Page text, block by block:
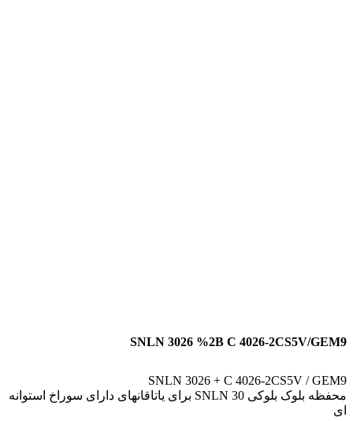
SNLN 3026 %2B C 4026-2CS5V/GEM9
SNLN 3026 + C 4026-2CS5V / GEM9
محفظه بلوک بلوکی SNLN 30 برای یاتاقانهای دارای سوراخ استوانه
ای